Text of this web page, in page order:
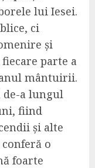
lui Iesei.
ci
și
parte a
mântuirii.
de-a lungul
fiind
și alte
o
foarte